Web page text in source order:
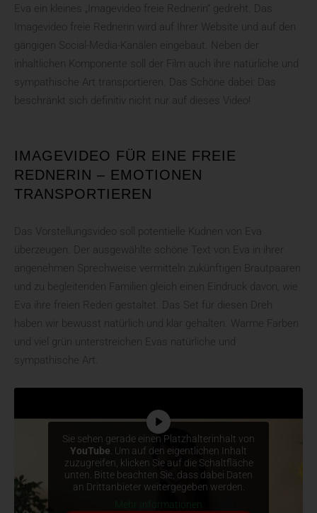
Eva ein kleines „Imagevideo freie Rednerin“ gedreht. Das
Imagevideo freie Rednerin wird auf Ihrer Website und auf den
gängigen Social-Media-Kanälen eingebaut. Neben der
inhaltlichen Komponente soll der Film auch ihre natürliche und
sympathische Art transportieren. Das Schöne dabei: Das
beschränkt sich definitiv nicht nur auf dieses Video!
IMAGEVIDEO FÜR EINE FREIE
REDNERIN – EMOTIONEN
TRANSPORTIEREN
Das Vorstellungsvideo soll potentielle Kudnen von Eva
überzeugen. Der ausgewählte schöne Text von Eva in ihrer
angenehmen Sprechweise vermitteln zukünftigen Brautpaaren
und zu begleitenden Familien gleich einen Eindruck davon, wie
Eva ihre freien Reden gestaltet. Das Set für diesen Dreh
haben wir bewusst natürlich und klar gehalten. Warme Farben
und viel grün unterstreichen Evas natürliche und
sympathische Art.
Sie sehen gerade einen Platzhalterinhalt von
YouTube . Um auf den eigentlichen Inhalt
zuzugreifen, klicken Sie auf die Schaltfläche
unten. Bitte beachten Sie, dass dabei Daten
an Drittanbieter weitergegeben werden.
Mehr Informationen